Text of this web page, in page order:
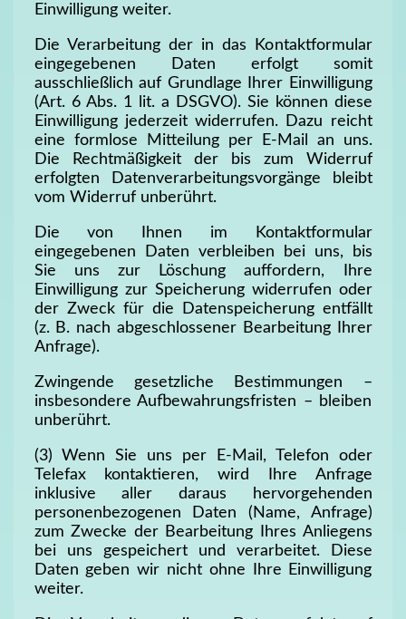
Einwilligung weiter.
Die Verarbeitung der in das Kontaktformular
eingegebenen Daten erfolgt somit
ausschließlich auf Grundlage Ihrer Einwilligung
(Art. 6 Abs. 1 lit. a DSGVO). Sie können diese
Einwilligung jederzeit widerrufen. Dazu reicht
eine formlose Mitteilung per E-Mail an uns.
Die Rechtmäßigkeit der bis zum Widerruf
erfolgten Datenverarbeitungsvorgänge bleibt
vom Widerruf unberührt.
Die von Ihnen im Kontaktformular
eingegebenen Daten verbleiben bei uns, bis
Sie uns zur Löschung auffordern, Ihre
Einwilligung zur Speicherung widerrufen oder
der Zweck für die Datenspeicherung entfällt
(z. B. nach abgeschlossener Bearbeitung Ihrer
Anfrage).
Zwingende gesetzliche Bestimmungen –
insbesondere Aufbewahrungsfristen – bleiben
unberührt.
(3) Wenn Sie uns per E-Mail, Telefon oder
Telefax kontaktieren, wird Ihre Anfrage
inklusive aller daraus hervorgehenden
personenbezogenen Daten (Name, Anfrage)
zum Zwecke der Bearbeitung Ihres Anliegens
bei uns gespeichert und verarbeitet. Diese
Daten geben wir nicht ohne Ihre Einwilligung
weiter.